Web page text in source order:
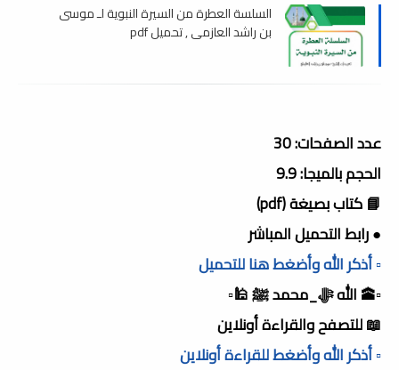
السلسة العطرة من السيرة النبوية لـ موسى
بن راشد العازمى , تحميل pdf
عدد الصفحات: 30
الحجم بالميجا: 9.9
📘 كتاب بصيغة (pdf)
● رابط التحميل المباشر
▫️ أذكر الله وأضغط هنا للتحميل
▫️🕋 الله ﷻ_محمد ﷺ 🕌▫️
📖 للتصفح والقراءة أونلاين
▫️ أذكر الله وأضغط للقراءة أونلاين